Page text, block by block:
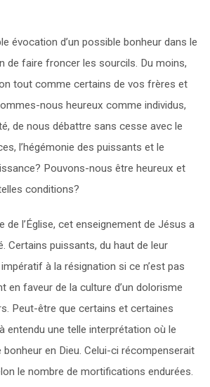
évocation d’un possible bonheur dans le
de faire froncer les sourcils. Du moins,
tout comme certains de vos frères et
nous heureux comme individus,
de nous débattre sans cesse avec le
l’hégémonie des puissants et le
Pouvons-nous être heureux et
conditions?
de l’Église, cet enseignement de Jésus a
Certains puissants, du haut de leur
à la résignation si ce n’est pas
en faveur de la culture d’un dolorisme
Peut-être que certains et certaines
entendu une telle interprétation où le
en Dieu. Celui-ci récompenserait
le nombre de mortifications endurées.